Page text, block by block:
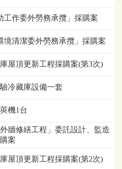
工作委外勞務承攬」採購案
境清潔委外勞務承攬」採購案
屋頂更新工程採購案(第3次)
冷藏庫設備一套
機1台
外牆修繕工程」委託設計、監造
案
屋頂更新工程採購案(第2次)